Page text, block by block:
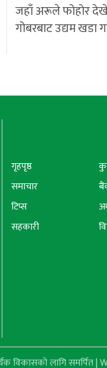
जहाँ अरूले फोहोर
गोबरबाट उद्यम खडा
गृहपृष्ठ
समाचार
टिप्स
सहकारी
लागि समर्पित |